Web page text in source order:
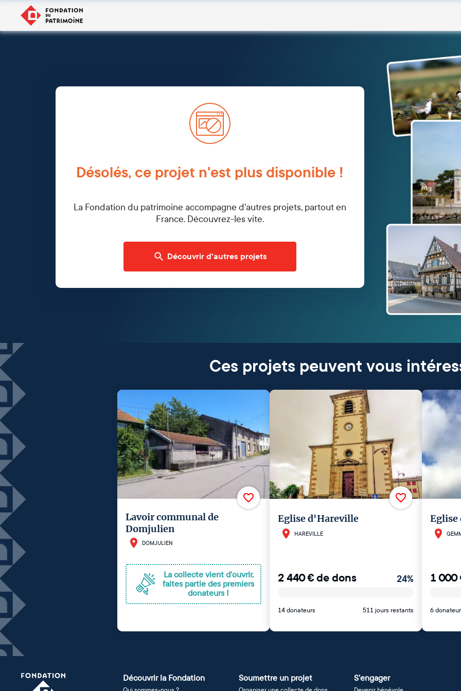
Désolés, ce projet n'est plus disponible !
La Fondation du patrimoine accompagne d'autres projets, partout en
France. Découvrez-les vite.
Découvrir d'autres projets
Ces projets peuvent vous
Lavoir communal de
Domjulien
DOMJULIEN
La collecte vient d'ouvrir,
faites partie des premiers
donateurs !
Eglise d'Hareville
HAREVILLE
2 440€de dons 24%
14 donateurs 511 jours restants
Eglise
1 000
6
Découvrir la Fondation Soumettre un projet S'engager